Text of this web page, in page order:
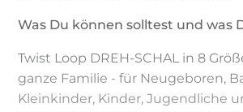
Was Du können solltest und was
Twist Loop DREH-SCHAL in 8
ganze Familie - für Neugeboren,
Kleinkinder, Kinder, Jugendliche